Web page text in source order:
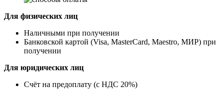
Для физических лиц
Наличными при получении
Банковской картой (Visa, MasterCard, Maestro, МИР) при
получении
Для юридических лиц
Счёт на предоплату (с НДС 20%)